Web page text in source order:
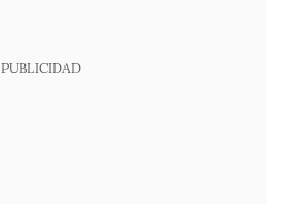
PUBLICIDAD